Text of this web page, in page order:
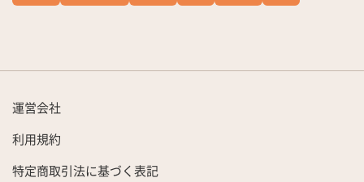
運営会社
利用規約
特定商取引法に基づく表記